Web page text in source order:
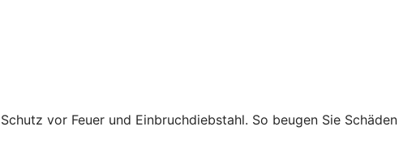
vor Feuer und Einbruchdiebstahl. So beugen Sie Schäden